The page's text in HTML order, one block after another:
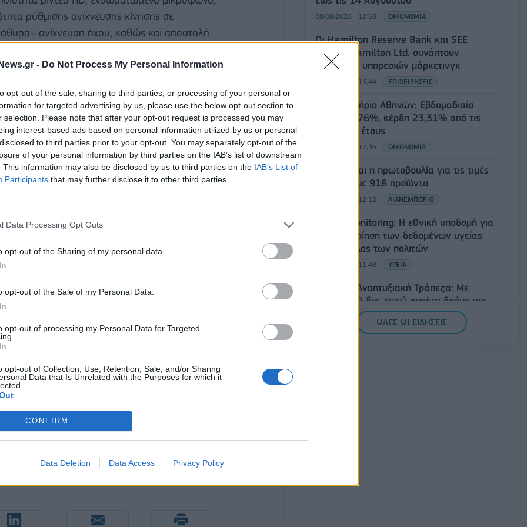
- Do Not Process My Personal Information
opt-out of the sale, sharing to third parties, or processing of your personal or
for targeted advertising by us, please use the below opt-out section to
selection. Please note that after your opt-out request is processed you may
interest-based ads based on personal information utilized by us or personal
to third parties prior to your opt-out. You may separately opt-out of the
of your personal information by third parties on the IAB’s list of downstream
This information may also be disclosed by us to third parties on the IAB’s List of
Participants that may further disclose it to other third parties.
Data Processing Opt Outs
opt-out of the Sharing of my personal data.
opt-out of the Sale of my Personal Data.
opt-out of processing my Personal Data for Targeted
opt-out of Collection, Use, Retention, Sale, and/or Sharing
Data that Is Unrelated with the Purposes for which it
CONFIRM
Data Deletion Data Access Privacy Policy
ρύθμισης ανίχνευσης κίνησης σε
ανίχνευση ήχου, καθώς και αποστολή
να προστεθεί σε ένα μεγάλο εύρος mydlink
εύκολη πρόσβαση, αλλά και τη δυνατότητα
και διαχείρισης μέσω smartphone, tablet
δωρεάν εφαρμογής mydlink ή μέσω της
επιβαρύνονται με συνδρομές και ειδικό software.
microSD κάρτα 16GB που προσφέρει στους
στην κάμερα. Μπορεί να ρυθμιστεί για
ή για συνεχή καταγραφή.
08/08/2026 - 12:58 ΟΙΚΟΝΟΜΙΑ
Οι Hamilton Reserve Bank και SEE
Capital Hamilton Ltd. συνάπτουν
συμφωνία υπηρεσιών μάρκετινγκ
08/08/2026 - 13:44 ΕΠΙΧΕΙΡΗΣΕΙΣ
Χρηματιστήριο Αθηνών: Εβδομαδιαία
άνοδος 1,76%, κέρδη 23,31% από τις
αρχές του έτους
08/08/2026 - 12:36 ΟΙΚΟΝΟΜΙΑ
Διευρύνεται η πρωτοβουλία για τις τιμές
στο ράφι με 916 προϊόντα
08/08/2026 - 12:12 ΛΙΑΝΕΜΠΟΡΙΟ
Health Monitoring: Η εθνική υποδομή για
την αξιοποίηση των δεδομένων υγείας
προς όφελος των πολιτών
08/08/2026 - 11:48 ΥΓΕΙΑ
Ελληνική Αναπτυξιακή Τράπεζα: Με
«προίκα» 2 δισ. ευρώ ανοίγει δρόμο για
δάνεια έως 5 δισ. σε μικρομεσαίες
08/08/2026 - 11:22
ΟΛΕΣ ΟΙ ΕΙΔΗΣΕΙΣ